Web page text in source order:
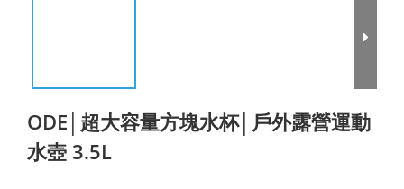
ODE│超大容量方塊水杯│戶外露營運動
水壺 3.5L